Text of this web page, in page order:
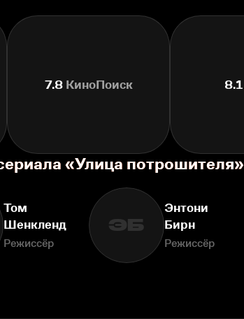
7.8КиноПоиск 8.1
«Улица потрошителя»
Том
Шенкленд
Режиссёр
ЭБ
Энтони
Бирн
Режиссёр